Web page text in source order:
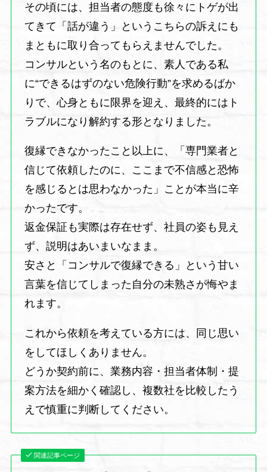
その頃には、担当者の態度も徐々にトゲが出
てきて「話が違う」というこちらの訴えにも
まともに取り合ってもらえませんでした。
コンサルという名のもとに、素人である私
に“できるはずのない危険行動”を求めるばか
りで、心身ともに限界を迎え、最終的にはト
ラブルになり解約する形となりました。
復縁できなかったこと以上に、「専門業者と
信じて依頼したのに、ここまで不信感と恐怖
を感じるとは思わなかった」ことが本当に辛
かったです。
返金保証も実際は存在せず、社員の姿も見え
ず、説明はあいまいなまま。
安さと「コンサルで復縁できる」という甘い
言葉を信じてしまった自分の未熟さが悔やま
れます。
これから依頼を考えている方には、同じ思い
をしてほしくありません。
どうか契約前に、業務内容・担当者体制・提
案方法を細かく確認し、複数社を比較したう
えで慎重に判断してください。
関連記事ページ